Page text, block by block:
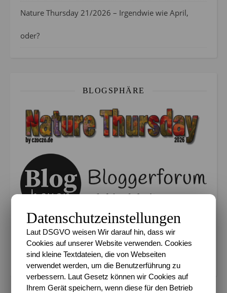
Nature Thursday 21/2026 – Irgendwie wie April,
oder?
BLOGSPHÄRE
UberBlogr Webring
Zurück<Startseite>Weiter
[Zufällig]
Datenschutzeinstellungen
Laut DSGVO weisen Wir darauf hin, dass wir
Cookies auf unserer Website verwenden. Cookies
sind kleine Textdateien, die von Webseiten
verwendet werden, um die Benutzerführung zu
verbessern. Laut Gesetz können wir Cookies auf
Ihrem Gerät speichern, wenn diese für den Betrieb